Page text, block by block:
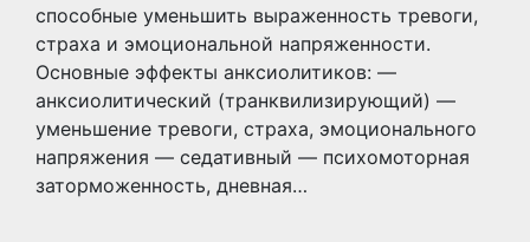
способные уменьшить выраженность тревоги,
страха и эмоциональной напряженности.
Основные эффекты анксиолитиков: —
анксиолитический (транквилизирующий) —
уменьшение тревоги, страха, эмоционального
напряжения — седативный — психомоторная
заторможенность, дневная…